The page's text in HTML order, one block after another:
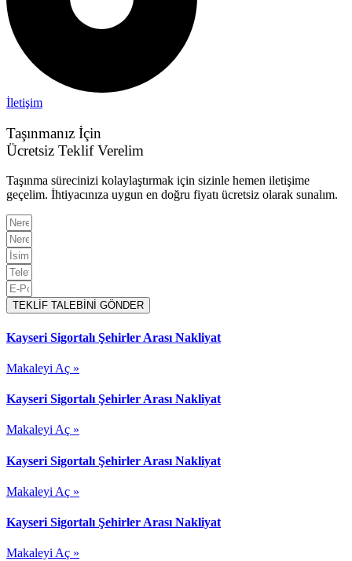
İletişim
Taşınmanız İçin
Ücretsiz Teklif Verelim
Taşınma sürecinizi kolaylaştırmak için sizinle hemen iletişime
geçelim. İhtiyacınıza uygun en doğru fiyatı ücretsiz olarak sunalım.
TEKLİF TALEBİNİ GÖNDER
Kayseri Sigortalı Şehirler Arası Nakliyat
Makaleyi Aç »
Kayseri Sigortalı Şehirler Arası Nakliyat
Makaleyi Aç »
Kayseri Sigortalı Şehirler Arası Nakliyat
Makaleyi Aç »
Kayseri Sigortalı Şehirler Arası Nakliyat
Makaleyi Aç »